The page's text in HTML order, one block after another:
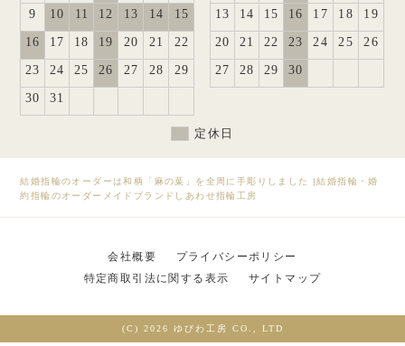
結婚指輪のオーダーは和柄「麻の葉」を全周に手彫りしました |結婚指輪・婚
約指輪のオーダーメイドブランドしあわせ指輪工房
9 10 11 12 13 14 15
16 17 18 19 20 21 22
23 24 25 26 27 28 29
30 31
13 14 15 16 17 18 19
20 21 22 23 24 25 26
27 28 29 30
定休日
会社概要
プライバシーポリシー
特定商取引法に関する表示
サイトマップ
(C) 2026 ゆびわ工房 CO., LTD